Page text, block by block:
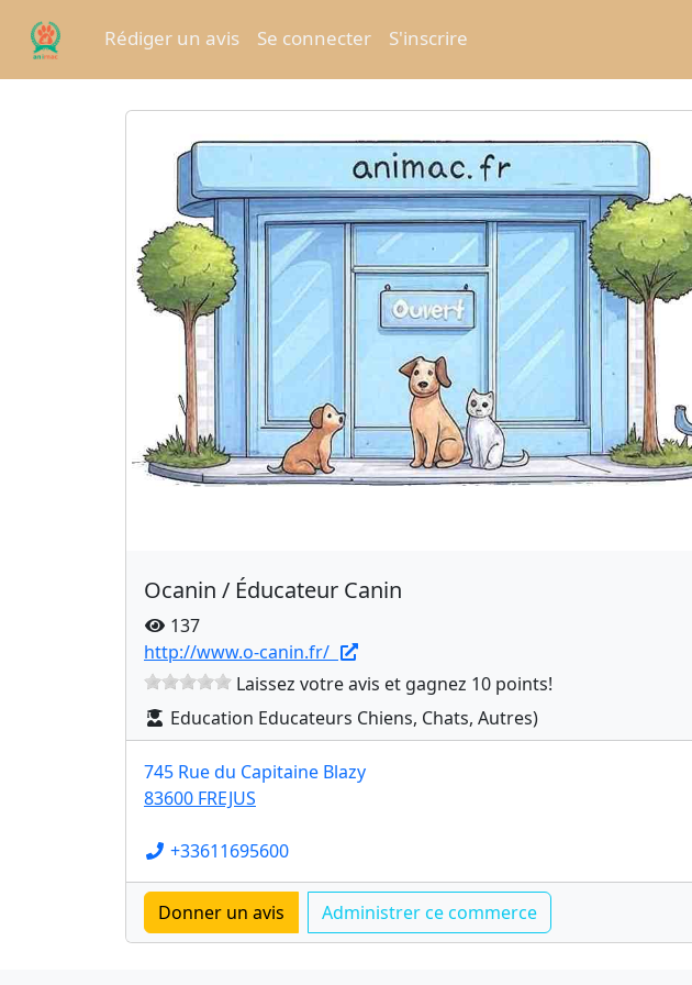
Rédiger un avis Se connecter S'inscrire
Ocanin / Éducateur Canin
137
http://www.o-canin.fr/
Laissez votre avis et gagnez 10 points!
Education Educateurs Chiens, Chats, Autres)
745 Rue du Capitaine Blazy
83600 FREJUS
+33611695600